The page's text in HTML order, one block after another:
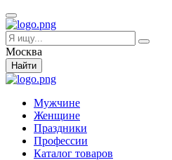
Москва
Найти
Мужчине
Женщине
Праздники
Профессии
Каталог товаров